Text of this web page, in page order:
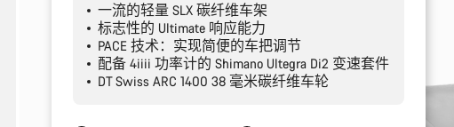
一流的轻量 SLX 碳纤维车架
标志性的 Ultimate 响应能力
PACE 技术：实现简便的车把调节
配备 4iiii 功率计的 Shimano Ultegra Di2 变速套件
DT Swiss ARC 1400 38 毫米碳纤维车轮